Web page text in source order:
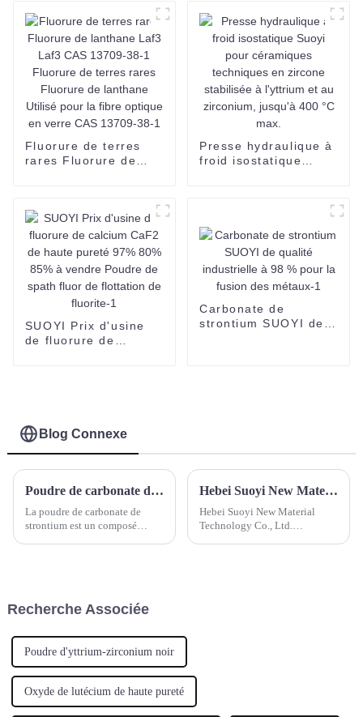
d'hydrate de chlorure
d'europium avec le
numéro CAS 10025-
76-0 et Eucl3 3n 4n
5n 6n
Fluorure de terres
rares Fluorure de
rares Fluorure de
lanthane Utilisé pour
la fibre optique en
verre CAS 13709-38-
1
Presse hydraulique à
froid isostatique
l'yttrium et au
zirconium, jusqu'à
400 °C max.
SUOYI Prix d'usine
de fluorure de
fluorite-1
Carbonate de
strontium SUOYI de
Blog Connexe
Poudre de carbonate de strontium
La poudre de carbonate de
strontium est un composé
coques en verre, les matériaux
Hebei Suoyi New Material Technology Co., Ltd. Participez au salon Ceramitec Allemagne 2024
Hebei Suoyi New Material
Technology Co., Ltd.
Recherche Associée
Poudre d'yttrium-zirconium noir
Oxyde de lutécium de haute pureté